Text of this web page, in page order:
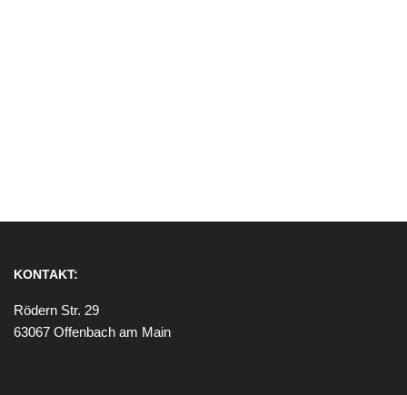
KONTAKT:
Rödern Str. 29
63067 Offenbach am Main